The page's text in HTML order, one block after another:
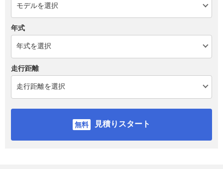
年式
走行距離
見積りスタート